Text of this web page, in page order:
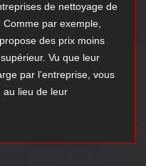
de nettoyage de
par exemple,
des prix moins
Vu que leur
par l’entreprise, vous
au lieu de leur